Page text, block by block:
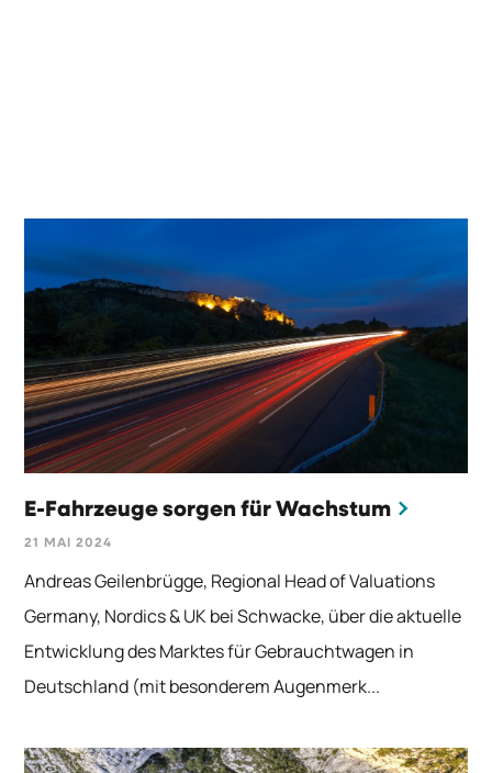
E-Fahrzeuge sorgen für Wachstum
21 MAI 2024
Andreas Geilenbrügge, Regional Head of Valuations
Germany, Nordics & UK bei Schwacke, über die aktuelle
Entwicklung des Marktes für Gebrauchtwagen in
Deutschland (mit besonderem Augenmerk...